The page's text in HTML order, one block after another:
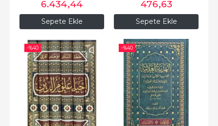
Sepete Ekle
6.434,44
Sepete Ekle
476,63
-%40 -%40